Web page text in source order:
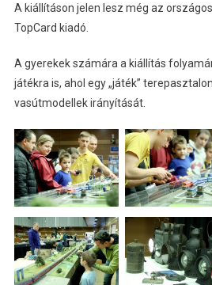
A kiállításon jelen lesz még az
TopCard kiadó.
A gyerekek számára a kiállítás
játékra is, ahol egy „játék”
vasútmodellek irányítását.